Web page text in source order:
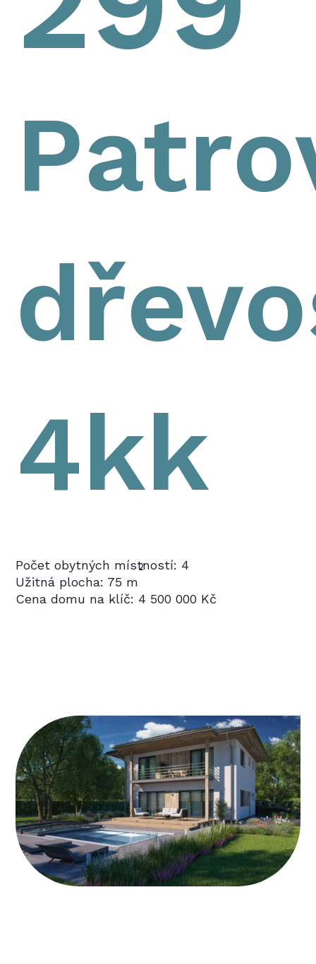
4kk
Počet obytných místností: 4
Užitná plocha: 75 m
2
Cena domu na klíč: 4 500 000 Kč